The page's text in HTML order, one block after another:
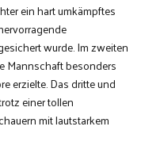
ein hart umkämpftes
wurde. Im zweiten
Mannschaft besonders
erzielte. Das dritte und
einer tollen
mit lautstarkem